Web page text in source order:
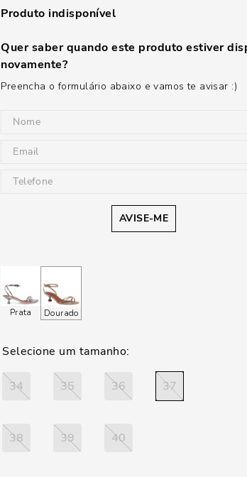
Produto indisponível
Quer saber quando este produto estiver
novamente?
Preencha o formulário abaixo e vamos te avisar :)
AVISE-ME
Prata Dourado
34 35 36 37
38 39 40